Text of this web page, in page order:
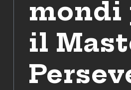
mondi
il